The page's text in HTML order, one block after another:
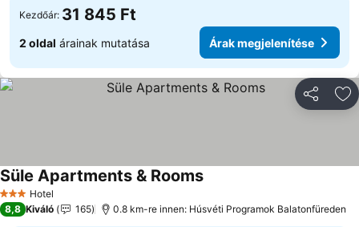
Kezdőár: 31 845 Ft
2 oldal árainak mutatása Árak megjelenítése
3 Kategória
Hotel
Süle Apartments & RoomsÁrak megjelenítése
8,8 Kiváló 165 0.8 km-re innen: Húsvéti Programok Balatonfüreden